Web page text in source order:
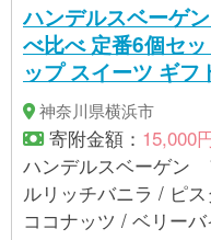
ハンデルスベーゲ
べ比べ 定番6個セ
ップ スイーツ ギ
送料無料 バニラ ベ
あまおう チョコミ
0001
神奈川県横浜市
寄附金額： 15,000
ハンデルスベーゲン
ルリッチバニラ / ピ
ココナッツ / ベリー